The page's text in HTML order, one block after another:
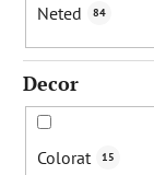
Neted 84
Decor
Colorat 15